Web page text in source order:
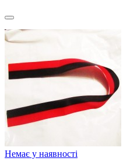
Немає у наявності